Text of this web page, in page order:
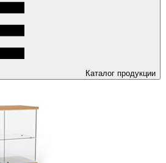
Каталог продукции